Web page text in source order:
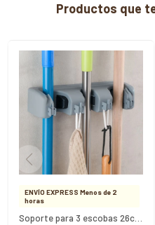
Productos que
ENVÍO EXPRESS Menos de 2
horas